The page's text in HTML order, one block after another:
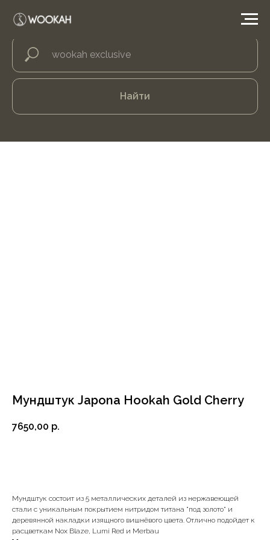
Найти
Мундштук Japona Hookah Gold Cherry
7650,00 р.
Мундштук состоит из 5 металлических деталей из нержавеющей
стали с уникальным покрытием нитридом титана "под золото" и
деревянной накладки изящного вишнёвого цвета. Отлично подойдет к
расцветкам Nox Blaze, Lumi Red и Merbau